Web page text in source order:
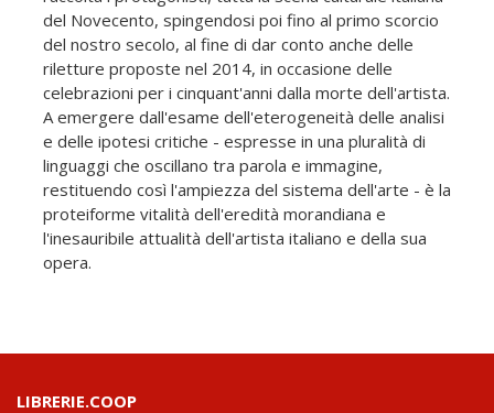
del Novecento, spingendosi poi fino al primo scorcio
del nostro secolo, al fine di dar conto anche delle
riletture proposte nel 2014, in occasione delle
celebrazioni per i cinquant'anni dalla morte dell'artista.
A emergere dall'esame dell'eterogeneità delle analisi
e delle ipotesi critiche - espresse in una pluralità di
linguaggi che oscillano tra parola e immagine,
restituendo così l'ampiezza del sistema dell'arte - è la
proteiforme vitalità dell'eredità morandiana e
l'inesauribile attualità dell'artista italiano e della sua
opera.
LIBRERIE.COOP